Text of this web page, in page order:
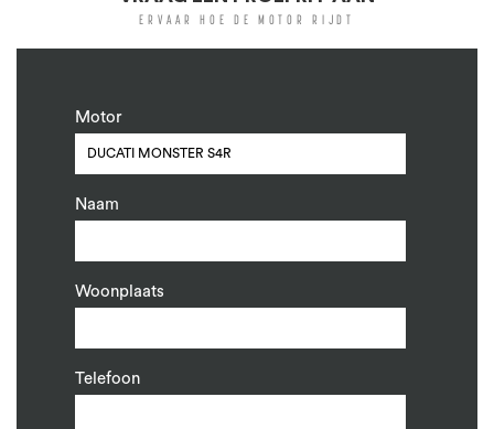
ERVAAR HOE DE MOTOR RIJDT
Motor
Naam
Woonplaats
Telefoon